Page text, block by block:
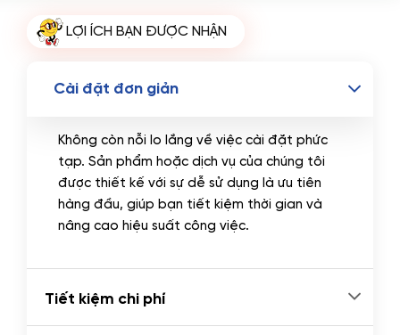
Tên miền Quốc tế(+350.000 VND)
LỢI ÍCH BẠN ĐƯỢC NHẬN
Cài đặt đơn giản
Không còn nỗi lo lắng về việc cài đặt phức
tạp. Sản phẩm hoặc dịch vụ của chúng tôi
được thiết kế với sự dễ sử dụng là ưu tiên
hàng đầu, giúp bạn tiết kiệm thời gian và
nâng cao hiệu suất công việc.
Tiết kiệm chi phí